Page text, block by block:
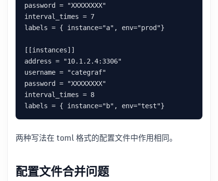
password = "XXXXXXXX"
interval_times = 7
labels = { instance="a", env="prod"}
[[instances]]
address = "10.1.2.4:3306"
username = "categraf"
password = "XXXXXXXX"
interval_times = 8
两种写法在 toml 格式的配置文件中作用相同。
配置文件合并问题